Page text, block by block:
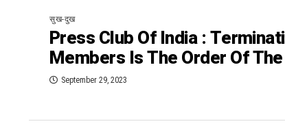
सुख-दुख
Press Club Of India :
Members Is The Order Of The
September 29, 2023